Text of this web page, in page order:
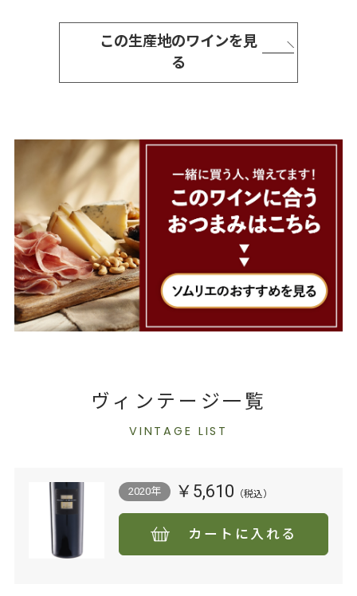
この生産地のワインを見
る
ヴィンテージ一覧
VINTAGE LIST
2020年 ￥5,610
カートに入れる